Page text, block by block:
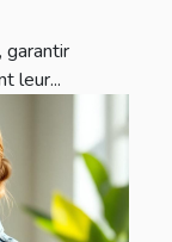
garantir
leur...